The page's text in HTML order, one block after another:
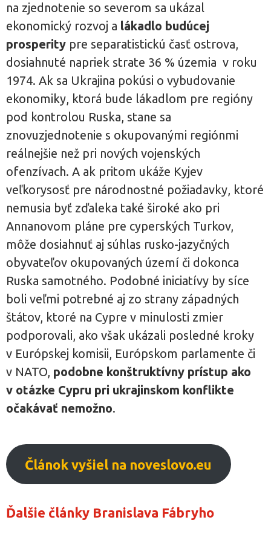
na zjednotenie so severom sa ukázal
ekonomický rozvoj a lákadlo budúcej
prosperity pre separatistickú časť ostrova,
dosiahnuté napriek strate 36 % územia v roku
1974. Ak sa Ukrajina pokúsi o vybudovanie
ekonomiky, ktorá bude lákadlom pre regióny
pod kontrolou Ruska, stane sa
znovuzjednotenie s okupovanými regiónmi
reálnejšie než pri nových vojenských
ofenzívach. A ak pritom ukáže Kyjev
veľkorysosť pre národnostné požiadavky, ktoré
nemusia byť zďaleka také široké ako pri
Annanovom pláne pre cyperských Turkov,
môže dosiahnuť aj súhlas rusko-jazyčných
obyvateľov okupovaných území či dokonca
Ruska samotného. Podobné iniciatívy by síce
boli veľmi potrebné aj zo strany západných
štátov, ktoré na Cypre v minulosti zmier
podporovali, ako však ukázali posledné kroky
v Európskej komisii, Európskom parlamente či
v NATO, podobne konštruktívny prístup ako
v otázke Cypru pri ukrajinskom konflikte
očakávať nemožno.
Článok vyšiel na noveslovo.eu
Ďalšie články Branislava Fábryho